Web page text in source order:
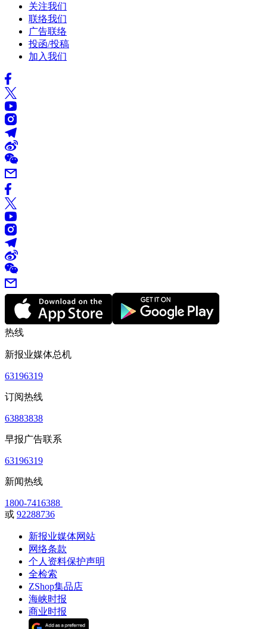
关注我们
联络我们
广告联络
投函/投稿
加入我们
热线
新报业媒体总机
63196319
订阅热线
63883838
早报广告联系
63196319
新闻热线
1800-7416388
或 92288736
新报业媒体网站
网络条款
个人资料保护声明
全检索
ZShop集品店
海峡时报
商业时报